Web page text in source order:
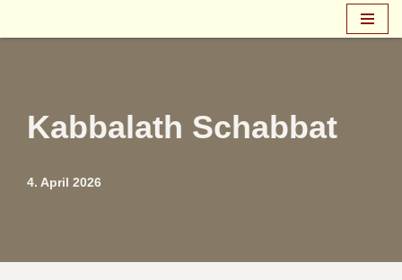
Kabbalath Schabbat
4. April 2026